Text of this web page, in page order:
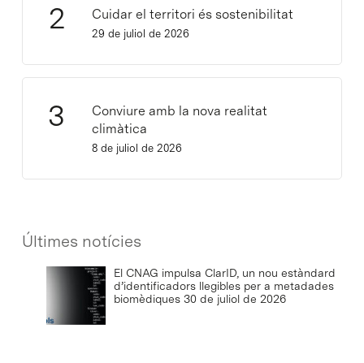
Cuidar el territori és sostenibilitat
29 de juliol de 2026
Conviure amb la nova realitat
climàtica
8 de juliol de 2026
Últimes notícies
El CNAG impulsa ClarID, un nou estàndard
d’identificadors llegibles per a metadades
biomèdiques 30 de juliol de 2026